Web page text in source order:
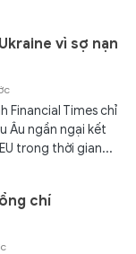
vì sợ nạn
Financial Times chỉ
Âu ngần ngại kết
trong thời gian...
chí